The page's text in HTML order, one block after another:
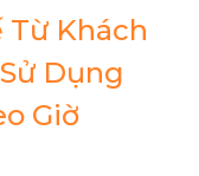
Khách
Dụng
Giờ